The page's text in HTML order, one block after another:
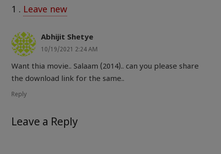
1 . Leave new
Abhijit Shetye
10/19/2021 2:24 AM
Want thia movie.. Salaam (2014).. can you please share
the download link for the same..
Reply
Leave a Reply